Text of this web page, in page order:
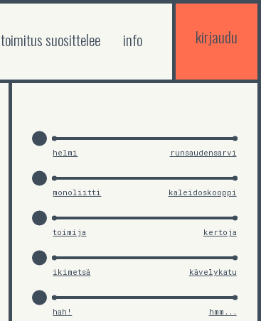
kirjaudu
toimitus suosittelee info
helmi runsaudensarvi
monoliitti kaleidoskooppi
toimija kertoja
ikimetsä kävelykatu
hah! hmm...